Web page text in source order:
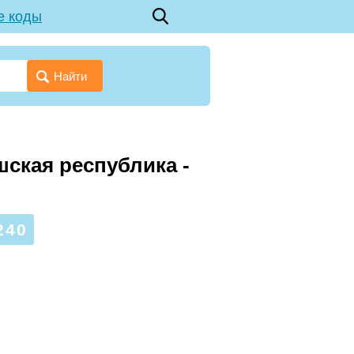
коды
Найти
республика -